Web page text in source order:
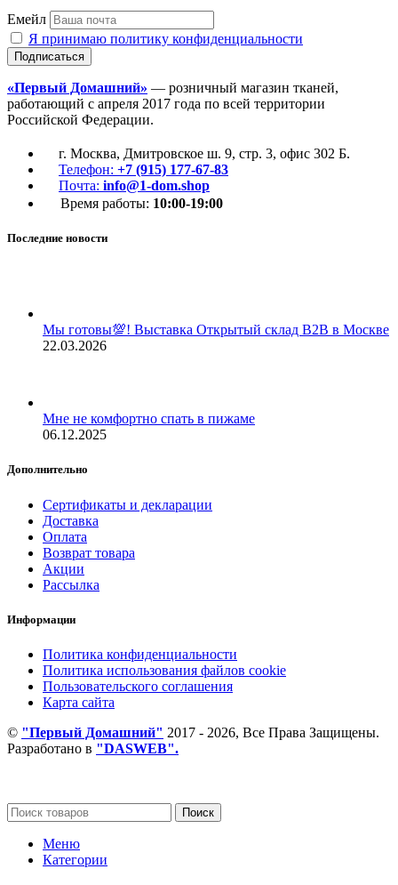
Емейл
Я принимаю политику конфиденциальности
«Первый Домашний» — розничный магазин тканей,
работающий с апреля 2017 года по всей территории
Российской Федерации.
г. Москва, Дмитровское ш. 9, стр. 3, офис 302 Б.
Телефон: +7 (915) 177-67-83
Почта: info@1-dom.shop
Время работы: 10:00-19:00
Последние новости
Мы готовы💯! Выставка Открытый склад В2В в Москве
22.03.2026
Мне не комфортно спать в пижаме
06.12.2025
Дополнительно
Сертификаты и декларации
Доставка
Оплата
Возврат товара
Акции
Рассылка
Информации
Политика конфиденциальности
Политика использования файлов cookie
Пользовательского соглашения
Карта сайта
© "Первый Домашний" 2017 - 2026, Все Права Защищены.
Разработано в "DASWEB".
Поиск
Меню
Категории